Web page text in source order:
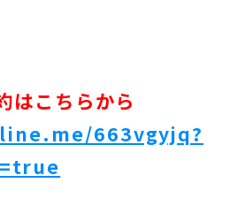
こちらから
663vgyjq?